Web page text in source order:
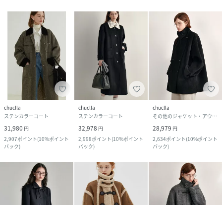
chuclla
ステンカラーコート
31,980 円
2,907ポイント(10%ポイント
バック)
chuclla
ステンカラーコート
32,978 円
2,998ポイント(10%ポイント
バック)
chuclla
その他のジャケット・アウター
28,979 円
2,634ポイント(10%ポイント
バック)